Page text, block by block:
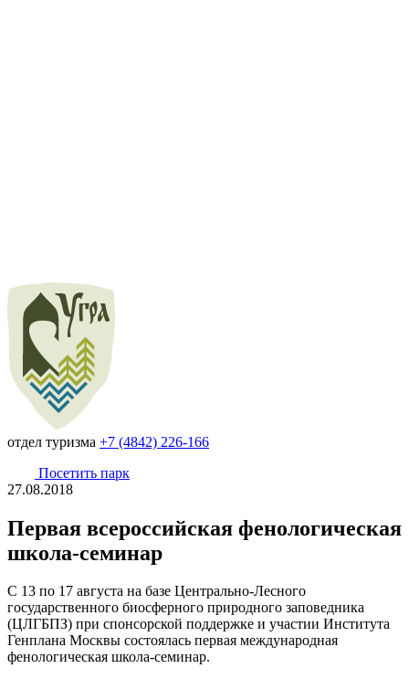
отдел туризма +7 (4842) 226-166
Посетить парк
27.08.2018
Первая всероссийская фенологическая
школа-семинар
С 13 по 17 августа на базе Центрально-Лесного
государственного биосферного природного заповедника
(ЦЛГБПЗ) при спонсорской поддержке и участии Института
Генплана Москвы состоялась первая международная
фенологическая школа-семинар.